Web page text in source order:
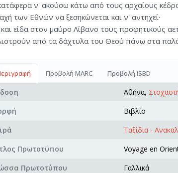
ν' ακούσω κάτω από τους αρχαίους
των Εθνών να ξεσηκώνεται και ν' αντηχεί·
είδα στον μαύρο Λίβανο τους προφητικούς
από τα δάχτυλα του Θεού πάνω στα
Προβολή MARC Προβολή ISBD
Αθήνα,
Βιβλίο
Ταξίδια -
Πρωτοτύπου
Voyage en
Πρωτοτύπου
Γαλλικά